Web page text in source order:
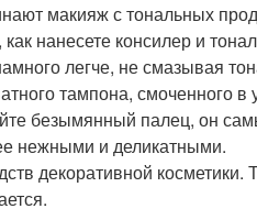
макияж с тональных
нанесете консилер и
легче, не смазывая
тампона, смоченного
безымянный палец, он
нежными и деликатными.
декоративной косметики.